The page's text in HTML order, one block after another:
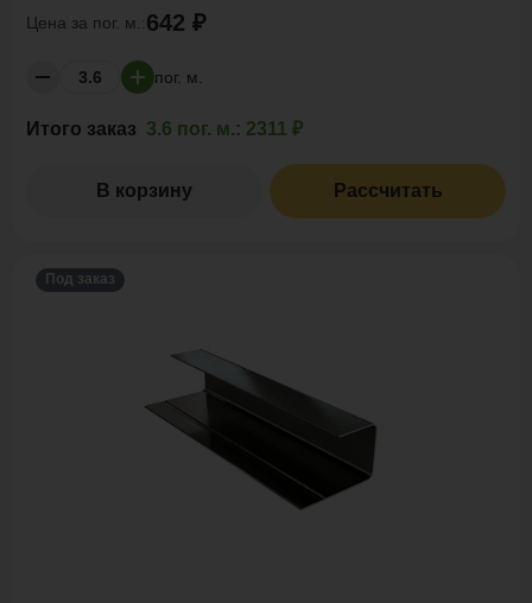
Цена за пог. м.:642 ₽
пог. м.
Итого заказ 3.6 пог. м.: 2311 ₽
В корзину Рассчитать
Под заказ